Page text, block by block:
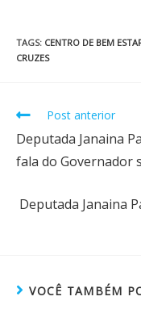
TAGS: CENTRO DE BEM
CRUZES
Post anterior
Deputada Janaina
fala do Governador
Deputada Janaina
VOCÊ TAMBÉM